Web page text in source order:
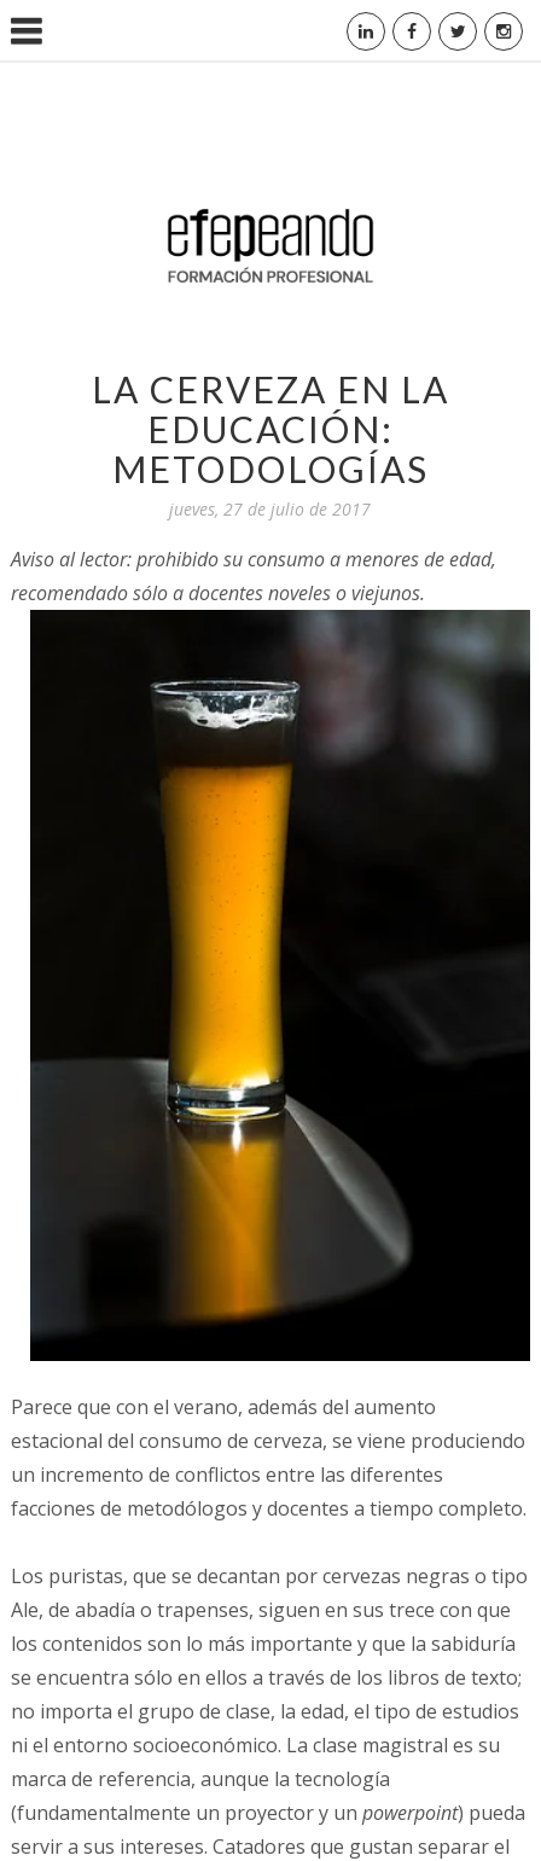
LA CERVEZA EN LA
EDUCACIÓN:
METODOLOGÍAS
jueves, 27 de julio de 2017
Aviso al lector: prohibido su consumo a menores de edad,
recomendado sólo a docentes noveles o viejunos.
Parece que con el verano, además del aumento
estacional del consumo de cerveza, se viene produciendo
un incremento de conflictos entre las diferentes
facciones de metodólogos y docentes a tiempo completo.
Los puristas, que se decantan por cervezas negras o tipo
Ale, de abadía o trapenses, siguen en sus trece con que
los contenidos son lo más importante y que la sabiduría
se encuentra sólo en ellos a través de los libros de texto;
no importa el grupo de clase, la edad, el tipo de estudios
ni el entorno socioeconómico. La clase magistral es su
marca de referencia, aunque la tecnología
(fundamentalmente un proyector y un powerpoint) pueda
servir a sus intereses. Catadores que gustan separar el